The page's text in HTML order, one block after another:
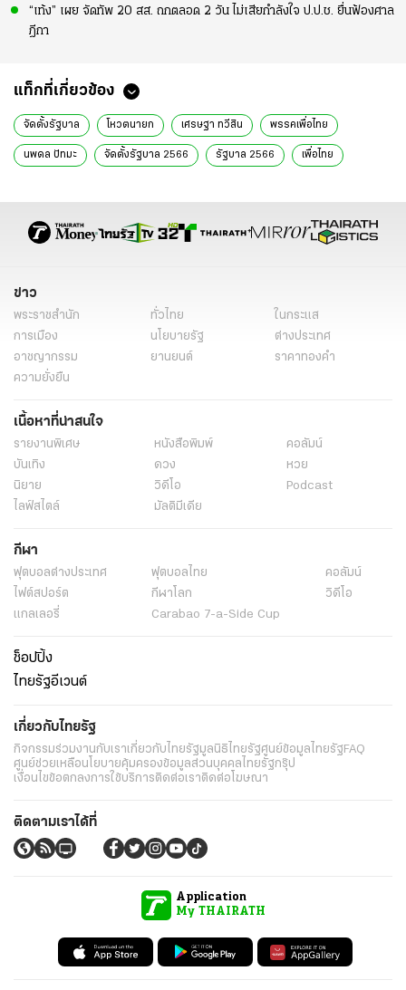
“เท้ง” เผย จัดทัพ 20 สส. ถกตลอด 2 วัน ไม่เสียกำลังใจ ป.ป.ช. ยื่นฟ้องศาล
ฎีกา
แท็กที่เกี่ยวข้อง
จัดตั้งรัฐบาล โหวตนายก เศรษฐา ทวีสิน พรรคเพื่อไทย
นพดล ปัทมะ จัดตั้งรัฐบาล 2566 รัฐบาล 2566 เพื่อไทย
ข่าววันนี้ เรื่องเด่น
ข่าว
พระราชสำนัก ทั่วไทย
ในกระแส
การเมือง
นโยบายรัฐ
ต่างประเทศ
อาชญากรรม
ยานยนต์
ราคาทองคำ
ความยั่งยืน
เนื้อหาที่น่าสนใจ
รายงานพิเศษ หนังสือพิมพ์
คอลัมน์
บันเทิง
ดวง
หวย
นิยาย
วิดีโอ
Podcast
ไลฟ์สไตล์
มัลติมีเดีย
กีฬา
ฟุตบอลต่่างประเทศ ฟุตบอลไทย
คอลัมน์
ไฟต์สปอร์ต
กีฬาโลก
วิดีโอ
แกลเลอรี่
Carabao 7-a-Side Cup
ช็อปปิ้ง
ไทยรัฐอีเวนต์
เกี่ยวกับไทยรัฐ
กิจกรรมร่วมงานกับเราเกี่ยวกับไทยรัฐมูลนิธิไทยรัฐศูนย์ข้อมูลไทยรัฐFAQ
ศูนย์ช่วยเหลือนโยบายคุ้มครองข้อมูลส่วนบุคคลไทยรัฐกรุ๊ป
เงื่อนไขข้อตกลงการใช้บริการติดต่อเราติดต่อโฆษณา
ติดตามเราได้ที่
Application
My THAIRATH